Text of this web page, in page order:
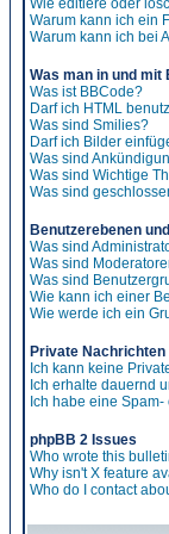
Wie editiere oder
Warum kann ich ein
Warum kann ich bei
Was man in und mit
Was ist BBCode?
Darf ich HTML
Was sind Smilies?
Darf ich Bilder
Was sind
Was sind Wichtige
Was sind
Benutzerebenen
Was sind
Was sind
Was sind
Wie kann ich einer
Wie werde ich ein
Private Nachrichten
Ich kann keine
Ich erhalte dauernd
Ich habe eine
phpBB 2 Issues
Who wrote this
Why isn't X feature
Who do I contact